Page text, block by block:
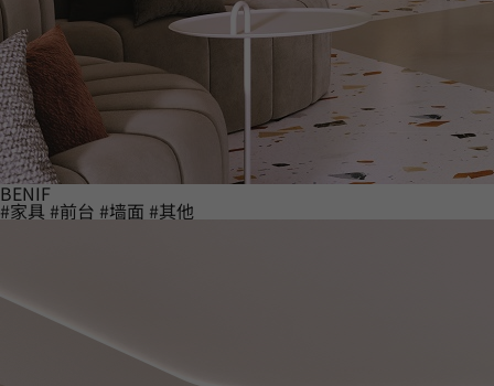
BENIF
#家具 #前台 #墙面 #其他